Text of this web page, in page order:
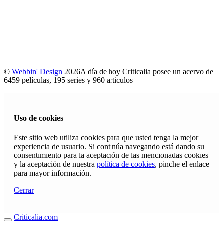
© Webbin' Design 2026A día de hoy Criticalia posee un acervo de
6459 películas, 195 series y 960 articulos
Uso de cookies
Este sitio web utiliza cookies para que usted tenga la mejor
experiencia de usuario. Si continúa navegando está dando su
consentimiento para la aceptación de las mencionadas cookies
y la aceptación de nuestra política de cookies, pinche el enlace
para mayor información.
Cerrar
Criticalia.com